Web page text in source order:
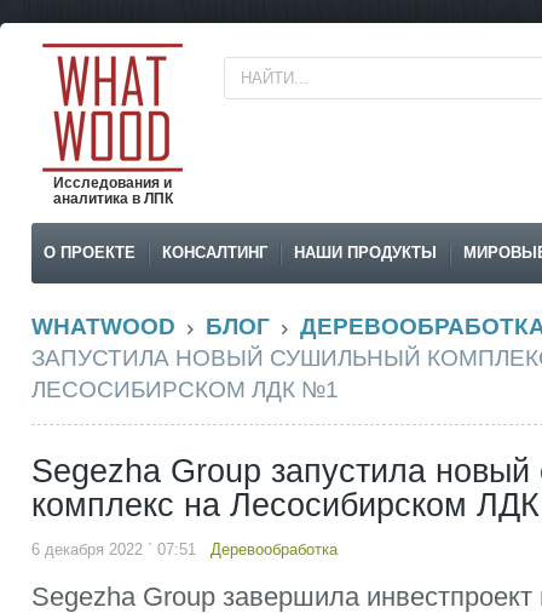
Исследования и
аналитика в ЛПК
О ПРОЕКТЕ КОНСАЛТИНГ НАШИ ПРОДУКТЫ
WHATWOOD БЛОГ
ЗАПУСТИЛА НОВЫЙ СУШИЛЬНЫЙ
ЛЕСОСИБИРСКОМ ЛДК №1
Segezha Group запустила
комплекс на Лесосибирском
6 декабря 2022 ` 07:51 Деревообработка
Segezha Group завершила инвестпроект